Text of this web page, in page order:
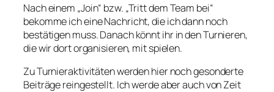
Nach einem „Join“ bzw. „Tritt dem Team bei“
bekomme ich eine Nachricht, die ich dann noch
bestätigen muss. Danach könnt ihr in den Turnieren,
die wir dort organisieren, mit spielen.
Zu Turnieraktivitäten werden hier noch gesonderte
Beiträge reingestellt. Ich werde aber auch von Zeit